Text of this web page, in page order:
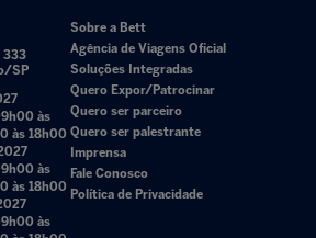
333
SP
às
às 18h00
às
às 18h00
às
Sobre a Bett
Agência de Viagens Oficial
Soluções Integradas
Quero Expor/Patrocinar
Quero ser parceiro
Quero ser palestrante
Imprensa
Fale Conosco
Política de Privacidade